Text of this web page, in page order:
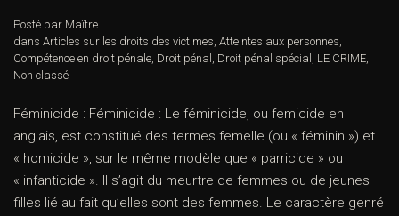
Posté par Maître
dans Articles sur les droits des victimes, Atteintes aux personnes,
Compétence en droit pénale, Droit pénal , Droit pénal spécial , LE CRIME,
Non classé
Féminicide : Féminicide : Le féminicide, ou femicide en
anglais, est constitué des termes femelle (ou « féminin ») et
« homicide », sur le même modèle que « parricide » ou
« infanticide ». Il s’agit du meurtre de femmes ou de jeunes
filles lié au fait qu’elles sont des femmes. Le caractère genré